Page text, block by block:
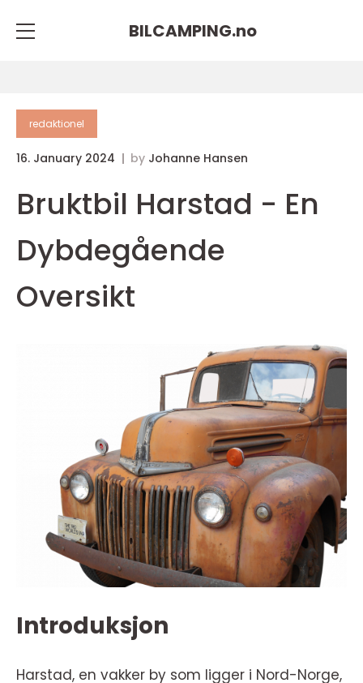
BILCAMPING.no
redaktionel
16. January 2024 by Johanne Hansen
Bruktbil Harstad - En
Dybdegående
Oversikt
Introduksjon
Harstad, en vakker by som ligger i Nord-Norge,